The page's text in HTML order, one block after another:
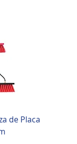
de Placa